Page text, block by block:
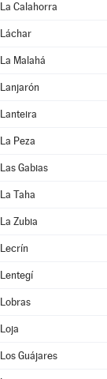
La Calahorra
Láchar
La Malahá
Lanjarón
Lanteira
La Peza
Las Gabias
La Taha
La Zubia
Lecrín
Lentegí
Lobras
Loja
Los Guájares